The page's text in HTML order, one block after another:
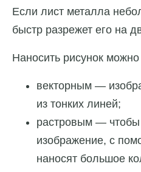
Если лист металла
быстр разрежет его на
Наносить рисунок
векторным —
из тонких линей;
растровым — чтобы
изображение, с
наносят большое